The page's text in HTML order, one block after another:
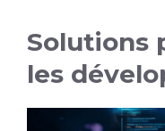
Solutions
les